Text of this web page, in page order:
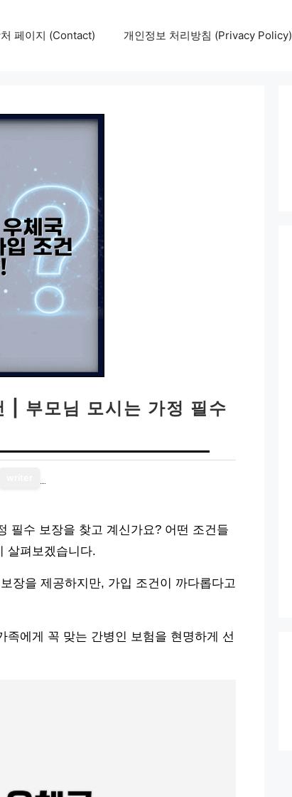
페이지 (Contact) 개인정보 처리방침 (Privacy Policy)
| 부모님 모시는 가정 필수
필수 보장을 찾고 계신가요? 어떤 조건들
살펴보겠습니다.
장을 제공하지만, 가입 조건이 까다롭다고
에게 꼭 맞는 간병인 보험을 현명하게 선